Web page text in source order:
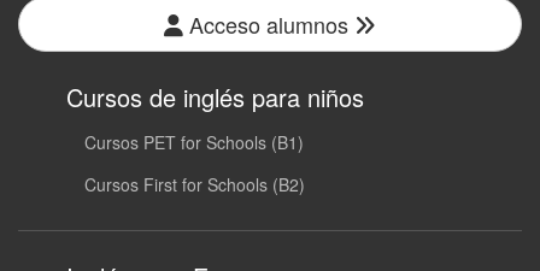
Acceso alumnos
Cursos de inglés para niños
Cursos PET for Schools (B1)
Cursos First for Schools (B2)